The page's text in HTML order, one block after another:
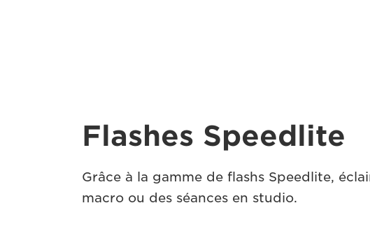
Flashes Speedlite
Grâce à la gamme de flashs Speedlite,
macro ou des séances en studio.